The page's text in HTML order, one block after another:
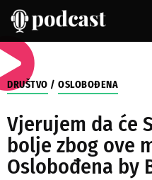
DRUŠTVO / OSLOBOĐENA
Vjerujem da će
bolje zbog ove
Oslobođena by